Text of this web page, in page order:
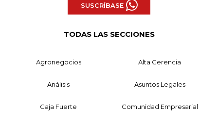
SUSCRÍBASE
TODAS LAS SECCIONES
Agronegocios Alta Gerencia
Análisis Asuntos Legales
Caja Fuerte Comunidad Empresarial